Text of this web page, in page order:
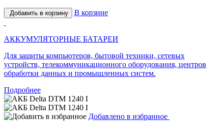
Добавить в корзину В корзине
АККУМУЛЯТОРНЫЕ БАТАРЕИ
Для защиты компьютеров, бытовой техники, сетевых
устройств, телекоммуникационного оборудования, центров
обработки данных и промышленных систем.
Подробнее
Добавлено в избранное